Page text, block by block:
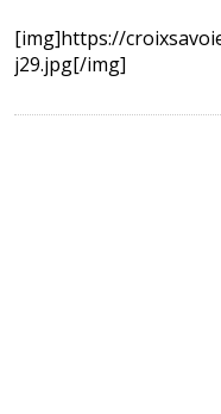
[img]https://
j29.jpg[/img]